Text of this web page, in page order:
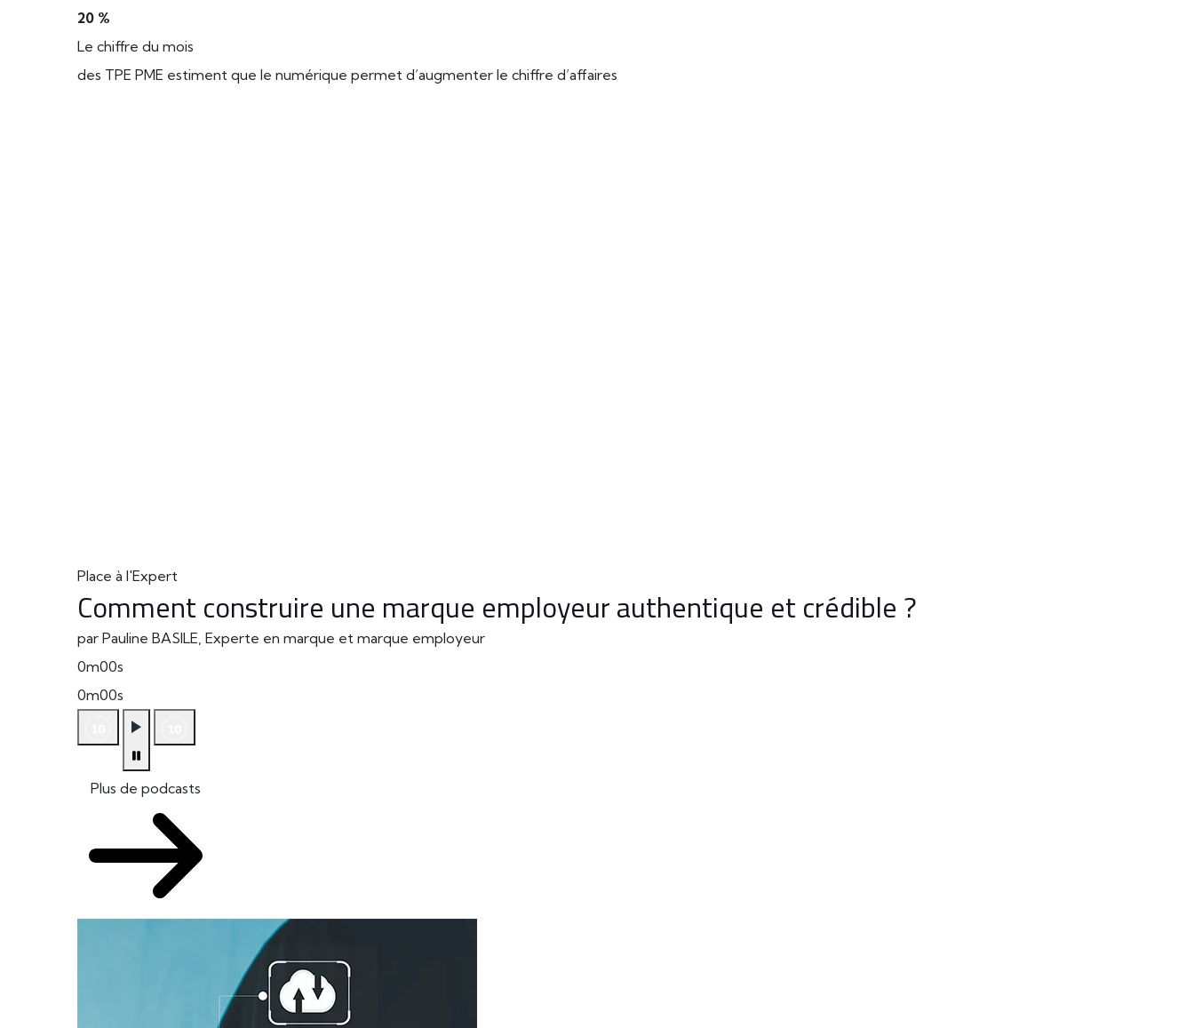
20 %
Le chiffre du mois
des TPE PME estiment que le numérique permet d’augmenter le chiffre d’affaires
Place à l'Expert
Comment construire une marque employeur authentique et crédible ?
par Pauline BASILE, Experte en marque et marque employeur
0m00s
0m00s
Plus de podcasts